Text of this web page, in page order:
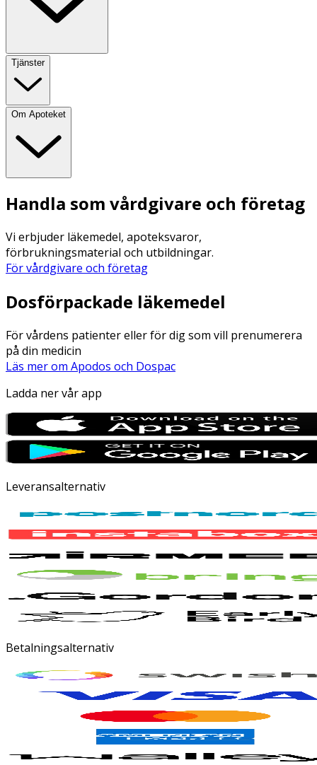
Tjänster
Om Apoteket
Handla som vårdgivare och företag
Vi erbjuder läkemedel, apoteksvaror,
förbrukningsmaterial och utbildningar.
För vårdgivare och företag
Dosförpackade läkemedel
För vårdens patienter eller för dig som vill prenumerera
på din medicin
Läs mer om Apodos och Dospac
Ladda ner vår app
Leveransalternativ
Betalningsalternativ